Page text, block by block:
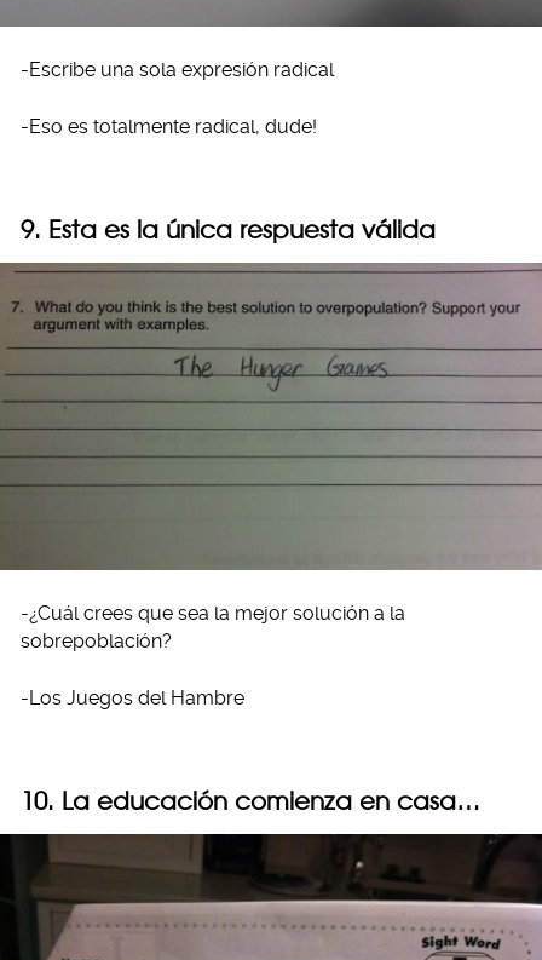
-Escribe una sola expresión radical
-Eso es totalmente radical, dude!
9. Esta es la única respuesta válida
-¿Cuál crees que sea la mejor solución a la
sobrepoblación?
-Los Juegos del Hambre
10. La educación comienza en casa…